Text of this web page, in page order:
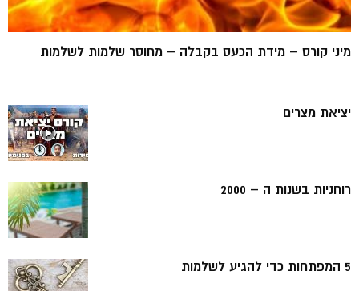
מיני קורס – מידת הכעס בקבלה – מחוסר שלמות לשלמות
יציאת מצרים
רוחניות בשנות ה – 2000
5 המפתחות כדי להגיע לשלמות